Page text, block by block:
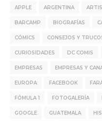
APPLE ARGENTINA
BARCAMP BIOGRAFÍAS
CÓMICS CONSEJOS Y
CURIOSIDADES DC COMIS
EMPRESAS EMPRESAS Y
EUROPA FACEBOOK
FÓMULA 1 FOTOGALERÍA
GOOGLE GUATEMALA